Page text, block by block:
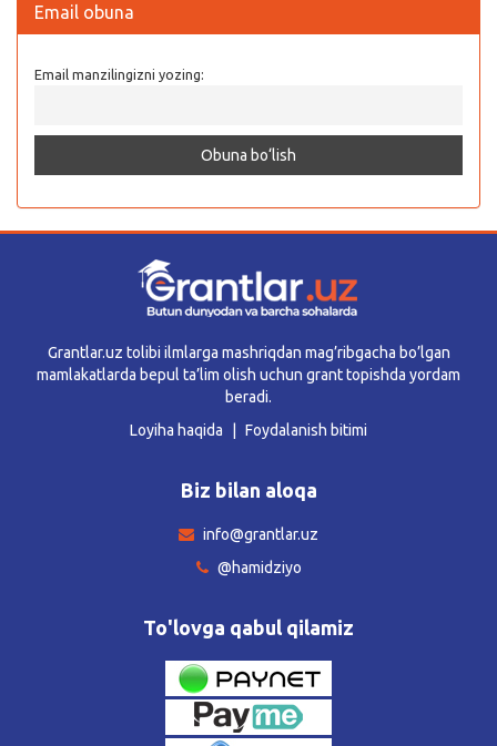
Email obuna
Email manzilingizni yozing:
Grantlar.uz tolibi ilmlarga mashriqdan mag’ribgacha bo’lgan
mamlakatlarda bepul ta’lim olish uchun grant topishda yordam
beradi.
Loyiha haqida
Foydalanish bitimi
Biz bilan aloqa
info@grantlar.uz
@hamidziyo
To'lovga qabul qilamiz